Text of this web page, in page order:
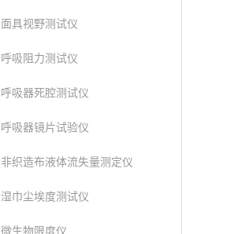
面具视野测试仪
呼吸阻力测试仪
呼吸器死腔测试仪
呼吸器镜片试验仪
非织造布液体流失量测定仪
湿巾尘埃度测试仪
微生物限度仪